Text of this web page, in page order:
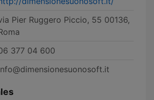
Pier Ruggero Piccio, 55 00136,
377 04 600